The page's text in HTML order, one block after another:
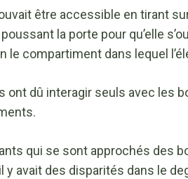
être accessible en tirant
poussant la porte pour qu’elle
le compartiment dans lequel
ont dû interagir seuls avec les
qui se sont approchés des
y avait des disparités dans le